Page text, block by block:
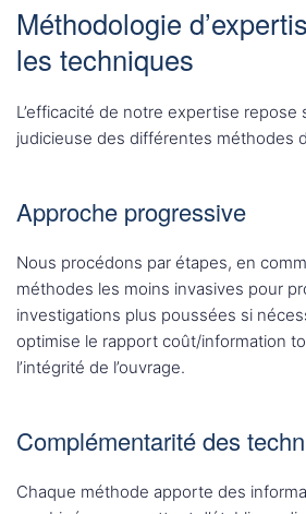
Méthodologie
les techniques
L’efficacité de notre expertise repose
judicieuse des différentes méthodes
Approche progressive
Nous procédons par étapes, en
méthodes les moins invasives pour
investigations plus poussées si
optimise le rapport coût/information
l’intégrité de l’ouvrage.
Complémentarité des
Chaque méthode apporte des